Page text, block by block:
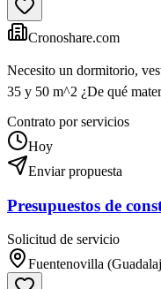
Cronoshare.com
Necesito un dormitorio,
35 y 50 m^2 ¿De qué
Contrato por servicios
Hoy
Enviar propuesta
Presupuestos de
Solicitud de servicio
Fuentenovilla